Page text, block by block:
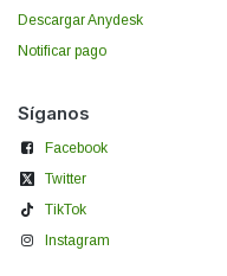
Descargar Anydesk
Notificar pago
Síganos
Facebook
Twitter
TikTok
Instagram